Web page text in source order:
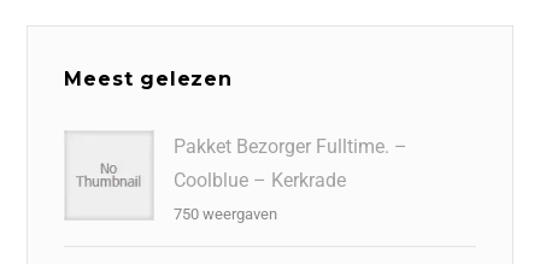
Meest gelezen
Pakket Bezorger Fulltime. –
Coolblue – Kerkrade
750 weergaven